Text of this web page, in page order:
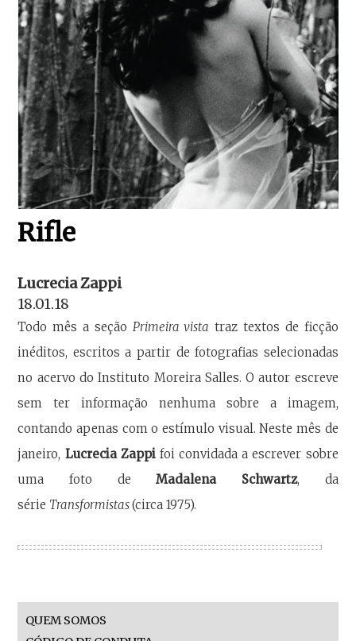
Rifle
Lucrecia Zappi
18.01.18
Todo mês a seção Primeira vista traz textos de ficção
inéditos, escritos a partir de fotografias selecionadas
no acervo do Instituto Moreira Salles. O autor escreve
sem ter informação nenhuma sobre a imagem,
contando apenas com o estímulo visual. Neste mês de
janeiro, Lucrecia Zappifoi convidada a escrever sobre
uma foto deMadalena Schwartz, da
série Transformistas(circa 1975).
QUEM SOMOS